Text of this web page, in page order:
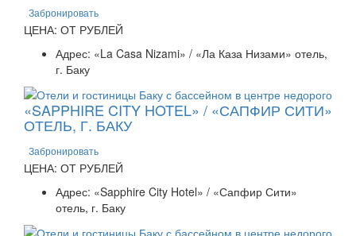
Забронировать
ЦЕНА: ОТ РУБЛЕЙ
Адрес: «La Casa Nizami» / «Ла Каза Низами» отель,
г. Баку
«SAPPHIRE CITY HOTEL» / «САПФИР СИТИ»
ОТЕЛЬ, Г. БАКУ
Забронировать
ЦЕНА: ОТ РУБЛЕЙ
Адрес: «Sapphire City Hotel» / «Сапфир Сити»
отель, г. Баку